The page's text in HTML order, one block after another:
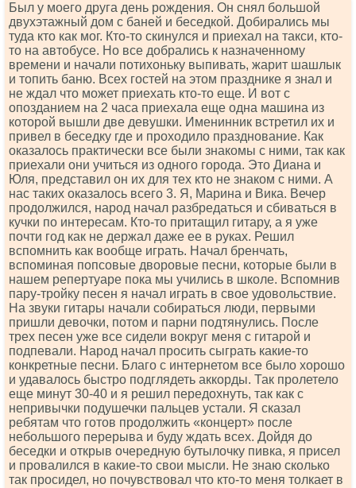
Был у моего друга день рождения. Он снял большой
двухэтажный дом с баней и беседкой. Добирались мы
туда кто как мог. Кто-то скинулся и приехал на такси, кто-
то на автобусе. Но все добрались к назначенному
времени и начали потихоньку выпивать, жарит шашлык
и топить баню. Всех гостей на этом празднике я знал и
не ждал что может приехать кто-то еще. И вот с
опозданием на 2 часа приехала еще одна машина из
которой вышли две девушки. Именинник встретил их и
привел в беседку где и проходило празднование. Как
оказалось практически все были знакомы с ними, так как
приехали они учиться из одного города. Это Диана и
Юля, представил он их для тех кто не знаком с ними. А
нас таких оказалось всего 3. Я, Марина и Вика. Вечер
продолжился, народ начал разбредаться и сбиваться в
кучки по интересам. Кто-то притащил гитару, а я уже
почти год как не держал даже ее в руках. Решил
вспомнить как вообще играть. Начал бренчать,
вспоминая попсовые дворовые песни, которые были в
нашем репертуаре пока мы учились в школе. Вспомнив
пару-тройку песен я начал играть в свое удовольствие.
На звуки гитары начали собираться люди, первыми
пришли девочки, потом и парни подтянулись. После
трех песен уже все сидели вокруг меня с гитарой и
подпевали. Народ начал просить сыграть какие-то
конкретные песни. Благо с интернетом все было хорошо
и удавалось быстро подглядеть аккорды. Так пролетело
еще минут 30-40 и я решил передохнуть, так как с
непривычки подушечки пальцев устали. Я сказал
ребятам что готов продолжить «концерт» после
небольшого перерыва и буду ждать всех. Дойдя до
беседки и открыв очередную бутылочку пивка, я присел
и провалился в какие-то свои мысли. Не знаю сколько
так просидел, но почувствовал что кто-то меня толкает в